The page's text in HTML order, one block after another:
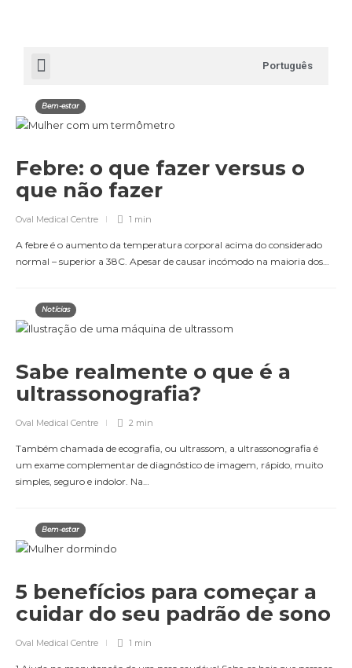
Português
Bem-estar
Febre: o que fazer versus o
que não fazer
Oval Medical Centre 1 min
A febre é o aumento da temperatura corporal acima do considerado
normal – superior a 38C. Apesar de causar incómodo na maioria dos…
Notícias
Sabe realmente o que é a
ultrassonografia?
Oval Medical Centre 2 min
Também chamada de ecografia, ou ultrassom, a ultrassonografia é
um exame complementar de diagnóstico de imagem, rápido, muito
simples, seguro e indolor. Na…
Bem-estar
5 benefícios para começar a
cuidar do seu padrão de sono
Oval Medical Centre 1 min